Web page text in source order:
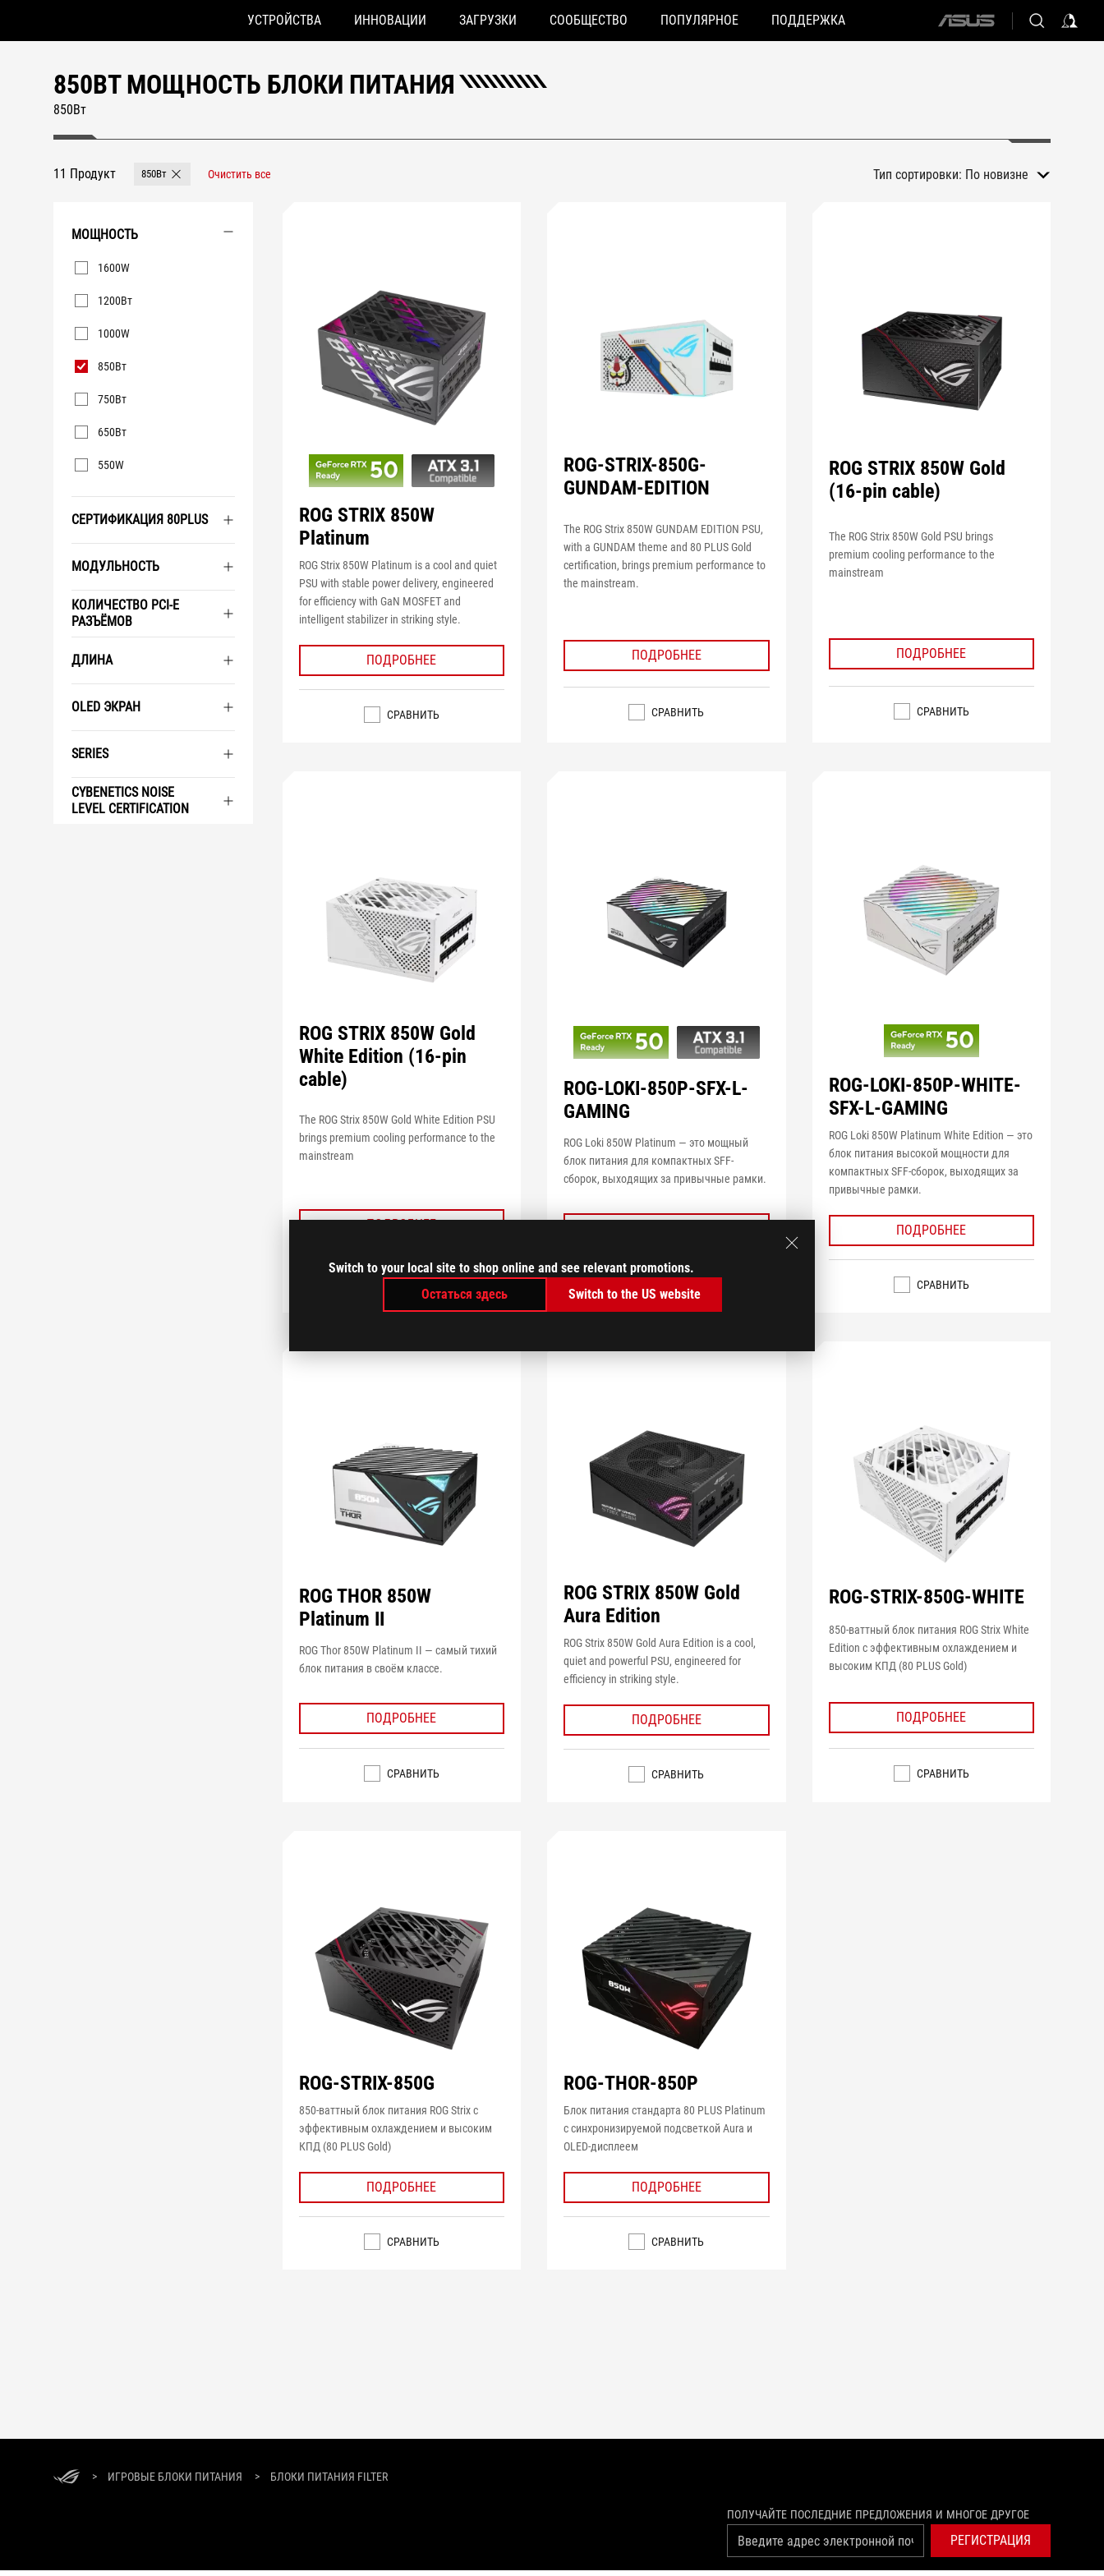
Switch to your local site to shop online and see relevant promotions.
Остаться здесь
Switch to the US website
Accessibility links
УСТРОЙСТВА ИННОВАЦИИ ЗАГРУЗКИ СООБЩЕСТВО ПОПУЛЯРНОЕ ПОДДЕРЖКА
ASUS
850ВТ МОЩНОСТЬ БЛОКИ ПИТАНИЯ
850Вт
11 Продукт 850Вт Remove 850ВтОчистить все Тип сортировки: По новизне
МОЩНОСТЬ
Мощность
1600W
1200Вт
1000W
850Вт
750Вт
650Вт
550W
СЕРТИФИКАЦИЯ 80PLUS
МОДУЛЬНОСТЬ
КОЛИЧЕСТВО PCI-E
РАЗЪЁМОВ
ДЛИНА
OLED ЭКРАН
SERIES
CYBENETICS NOISE
LEVEL CERTIFICATION
ROG STRIX 850W
Platinum
ROG Strix 850W Platinum is a cool and quiet
PSU with stable power delivery, engineered
for efficiency with GaN MOSFET and
intelligent stabilizer in striking style.
ПОДРОБНЕЕ
СРАВНИТЬ
ROG-STRIX-850G-
GUNDAM-EDITION
The ROG Strix 850W GUNDAM EDITION PSU,
with a GUNDAM theme and 80 PLUS Gold
certification, brings premium performance to
the mainstream.
ПОДРОБНЕЕ
СРАВНИТЬ
ROG STRIX 850W Gold
(16-pin cable)
The ROG Strix 850W Gold PSU brings
premium cooling performance to the
mainstream
ПОДРОБНЕЕ
СРАВНИТЬ
ROG STRIX 850W Gold
White Edition (16-pin
cable)
The ROG Strix 850W Gold White Edition PSU
brings premium cooling performance to the
mainstream
ПОДРОБНЕЕ
СРАВНИТЬ
ROG-LOKI-850P-SFX-L-
GAMING
ROG Loki 850W Platinum — это мощный
блок питания для компактных SFF-
сборок, выходящих за привычные рамки.
ROG-LOKI-850P-WHITE-
SFX-L-GAMING
ROG Loki 850W Platinum White Edition — это
блок питания высокой мощности для
компактных SFF-сборок, выходящих за
привычные рамки.
ПОДРОБНЕЕ
СРАВНИТЬ
ROG THOR 850W
Platinum II
ROG Thor 850W Platinum II — самый тихий
блок питания в своём классе.
ПОДРОБНЕЕ
СРАВНИТЬ
ROG STRIX 850W Gold
Aura Edition
ROG Strix 850W Gold Aura Edition is a cool,
quiet and powerful PSU, engineered for
efficiency in striking style.
ПОДРОБНЕЕ
СРАВНИТЬ
ROG-STRIX-850G-WHITE
850-ваттный блок питания ROG Strix White
Edition с эффективным охлаждением и
высоким КПД (80 PLUS Gold)
ПОДРОБНЕЕ
СРАВНИТЬ
ROG-STRIX-850G
850-ваттный блок питания ROG Strix с
эффективным охлаждением и высоким
КПД (80 PLUS Gold)
ПОДРОБНЕЕ
СРАВНИТЬ
ROG-THOR-850P
Блок питания стандарта 80 PLUS Platinum
с синхронизируемой подсветкой Aura и
OLED-дисплеем
ПОДРОБНЕЕ
СРАВНИТЬ
> ИГРОВЫЕ БЛОКИ ПИТАНИЯ > БЛОКИ ПИТАНИЯ FILTER
ПОЛУЧАЙТЕ ПОСЛЕДНИЕ ПРЕДЛОЖЕНИЯ И МНОГОЕ ДРУГОЕ
РЕГИСТРАЦИЯ